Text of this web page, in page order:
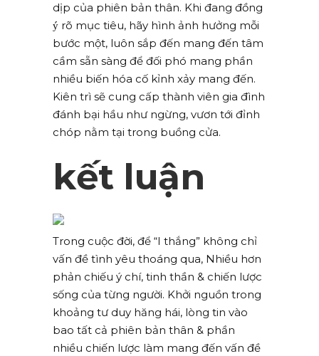
dịp của phiên bản thân. Khi đang đồng
ý rõ mục tiêu, hãy hình ảnh hưởng mỗi
bước một, luôn sắp đến mang đến tâm
cầm sẵn sàng để đối phó mang phần
nhiều biến hóa cố kỉnh xảy mang đến.
Kiên trì sẽ cung cấp thành viên gia đình
đánh bại hầu như ngừng, vươn tới đỉnh
chóp nằm tại trong buồng cửa.
kết luận
Trong cuộc đời, để “I thắng” không chỉ
vấn đề tình yêu thoáng qua, Nhiều hơn
phản chiếu ý chí, tinh thần & chiến lược
sống của từng người. Khởi nguồn trong
khoảng tư duy hăng hái, lòng tin vào
bao tất cả phiên bản thân & phần
nhiều chiến lược làm mang đến vấn đề